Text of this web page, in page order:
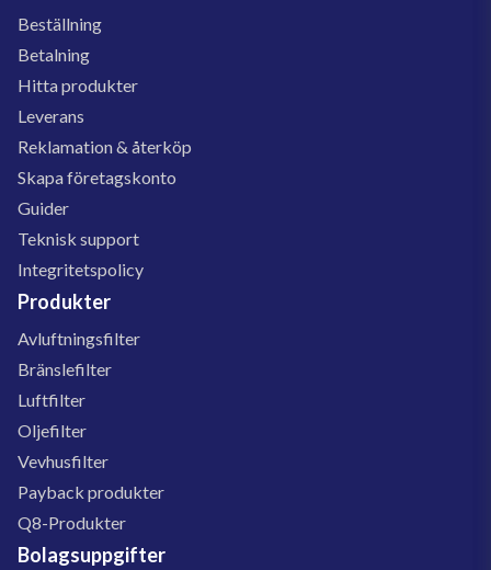
Beställning
Betalning
Hitta produkter
Leverans
Reklamation & återköp
Skapa företagskonto
Guider
Teknisk support
Integritetspolicy
Produkter
Avluftningsfilter
Bränslefilter
Luftfilter
Oljefilter
Vevhusfilter
Payback produkter
Q8-Produkter
Bolagsuppgifter